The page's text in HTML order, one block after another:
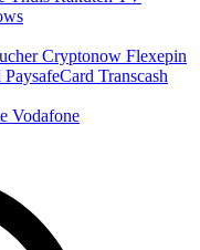
Cryptonow Flexepin
PaysafeCard Transcash
Vodafone